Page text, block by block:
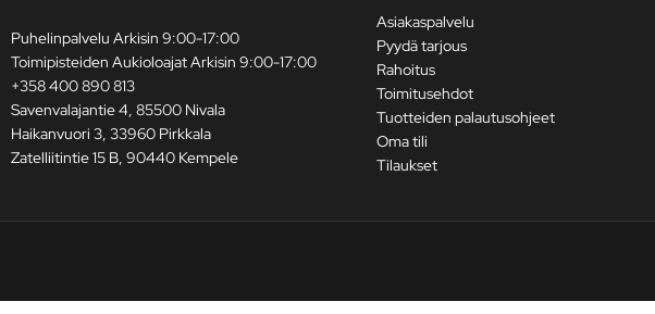
Puhelinpalvelu Arkisin 9:00-17:00
Toimipisteiden Aukioloajat Arkisin 9:00-17:00
+358 400 890 813
Savenvalajantie 4, 85500 Nivala
Haikanvuori 3, 33960 Pirkkala
Zatelliitintie 15 B, 90440 Kempele
Asiakaspalvelu
Pyydä tarjous
Rahoitus
Toimitusehdot
Tuotteiden palautusohjeet
Oma tili
Tilaukset